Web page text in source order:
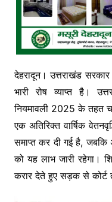
देहरादून। उत्तराखंड
भारी रोष व्याप्त है।
नियमावली 2025 के तहत
एक अतिरिक्त वार्षिक
समाप्त कर दी गई है, जबकि
को यह लाभ जारी रहेगा।
करार देते हुए सड़क से कोर्ट